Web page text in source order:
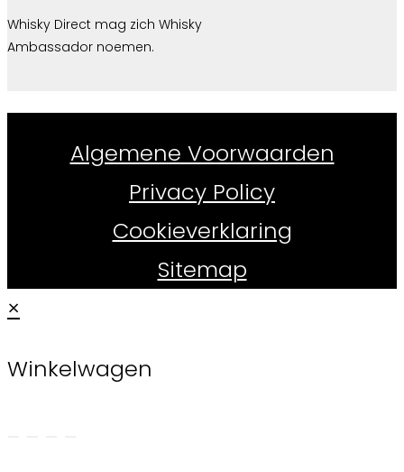
Whisky Direct mag zich Whisky
Ambassador noemen.
Algemene Voorwaarden
Privacy Policy
Cookieverklaring
Sitemap
×
Winkelwagen